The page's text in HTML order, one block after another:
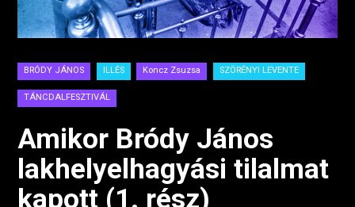
BRÓDY JÁNOS ILLÉS Koncz Zsuzsa SZÖRÉNYI LEVENTE
TÁNCDALFESZTIVÁL
Amikor Bródy János
lakhelyelhagyási tilalmat
kapott (1. rész)